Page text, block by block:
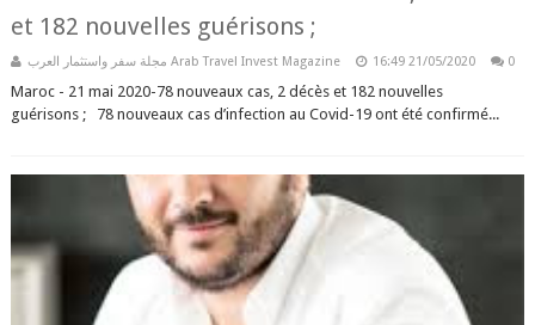
et 182 nouvelles guérisons ;
مجلة سفر واستثمار العرب Arab Travel Invest Magazine 16:49 21/05/2020 0
Maroc - 21 mai 2020-78 nouveaux cas, 2 décès et 182 nouvelles
guérisons ; 78 nouveaux cas d’infection au Covid-19 ont été confirmé...